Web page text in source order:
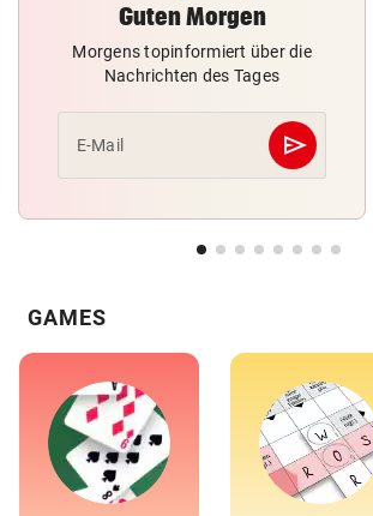
Guten Morgen
Morgens topinformiert über die
Nachrichten des Tages
E-Mail send
Abschicken
GAMES